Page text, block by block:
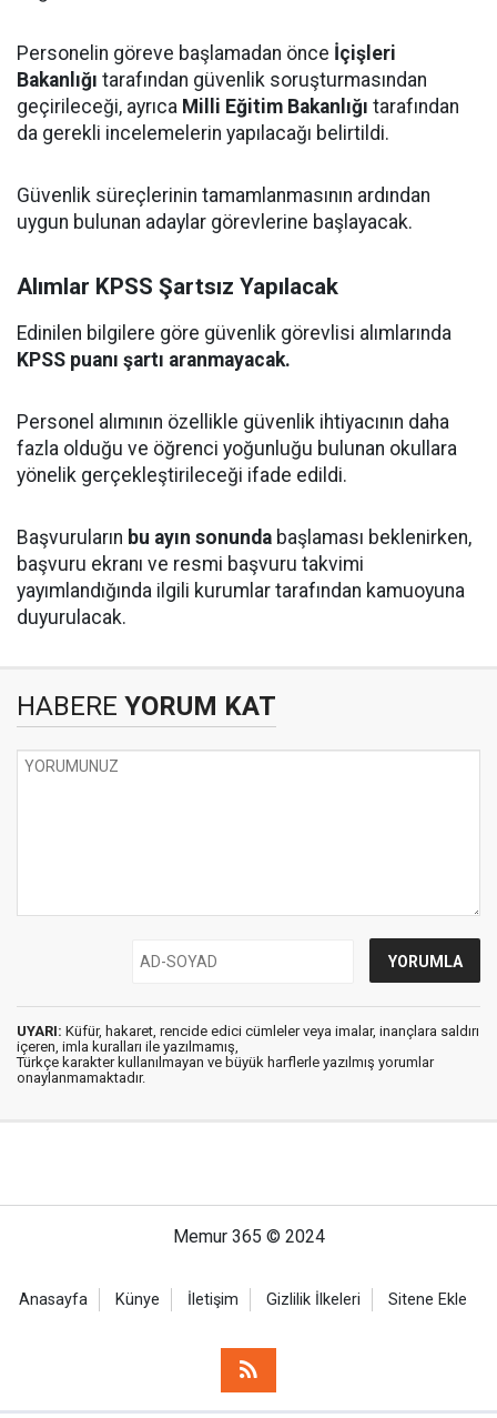
Personelin göreve başlamadan önce İçişleri
Bakanlığı tarafından güvenlik soruşturmasından
geçirileceği, ayrıca Milli Eğitim Bakanlığı tarafından
da gerekli incelemelerin yapılacağı belirtildi.
Güvenlik süreçlerinin tamamlanmasının ardından
uygun bulunan adaylar görevlerine başlayacak.
Alımlar KPSS Şartsız Yapılacak
Edinilen bilgilere göre güvenlik görevlisi alımlarında
KPSS puanı şartı aranmayacak.
Personel alımının özellikle güvenlik ihtiyacının daha
fazla olduğu ve öğrenci yoğunluğu bulunan okullara
yönelik gerçekleştirileceği ifade edildi.
Başvuruların bu ayın sonunda başlaması beklenirken,
başvuru ekranı ve resmi başvuru takvimi
yayımlandığında ilgili kurumlar tarafından kamuoyuna
duyurulacak.
HABERE YORUM KAT
UYARI: Küfür, hakaret, rencide edici cümleler veya imalar, inançlara saldırı
içeren, imla kuralları ile yazılmamış,
Türkçe karakter kullanılmayan ve büyük harflerle yazılmış yorumlar
onaylanmamaktadır.
Memur 365 © 2024
Anasayfa Künye İletişim Gizlilik İlkeleri Sitene Ekle